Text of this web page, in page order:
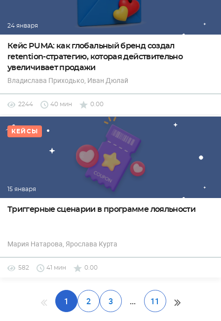
24 января
Кейс PUMA: как глобальный бренд создал
retention-стратегию, которая действительно
увеличивает продажи
Владислава Приходько, Иван Дюлай
2244 40 мин 0.00
КЕЙСЫ
15 января
Триггерные сценарии в программе лояльности
Мария Натарова, Ярослава Курта
582 41 мин 0.00
1 2 3 ... 11